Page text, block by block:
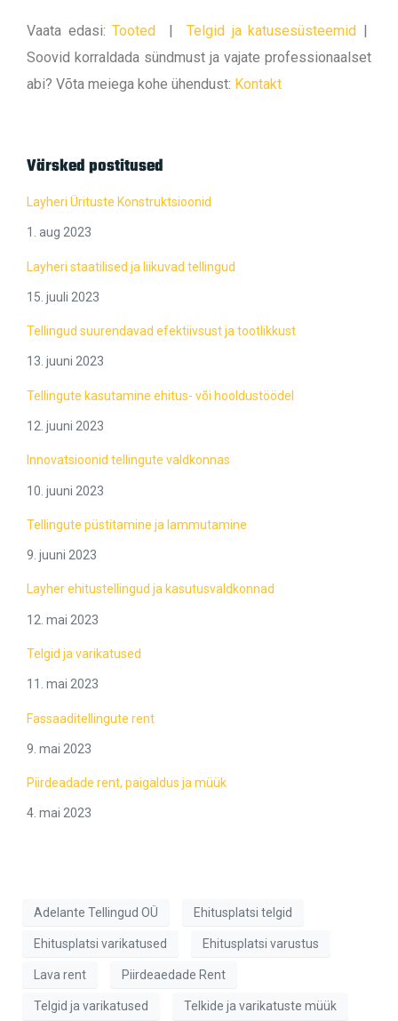
Vaata edasi:Tooted |Telgid ja katusesüsteemid |
Soovid korraldada sündmust ja vajate professionaalset
abi? Võta meiega kohe ühendust: Kontakt
Värsked postitused
Layheri Ürituste Konstruktsioonid
1. aug 2023
Layheri staatilised ja liikuvad tellingud
15. juuli 2023
Tellingud suurendavad efektiivsust ja tootlikkust
13. juuni 2023
Tellingute kasutamine ehitus- või hooldustöödel
12. juuni 2023
Innovatsioonid tellingute valdkonnas
10. juuni 2023
Tellingute püstitamine ja lammutamine
9. juuni 2023
Layher ehitustellingud ja kasutusvaldkonnad
12. mai 2023
Telgid ja varikatused
11. mai 2023
Fassaaditellingute rent
9. mai 2023
Piirdeadade rent, paigaldus ja müük
4. mai 2023
Adelante Tellingud OÜ Ehitusplatsi telgid
Ehitusplatsi varikatused Ehitusplatsi varustus
Lava rent Piirdeaedade Rent
Telgid ja varikatused Telkide ja varikatuste müük